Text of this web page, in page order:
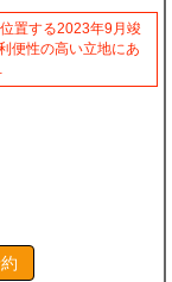
置する2023年9月竣
便性の高い立地にあ